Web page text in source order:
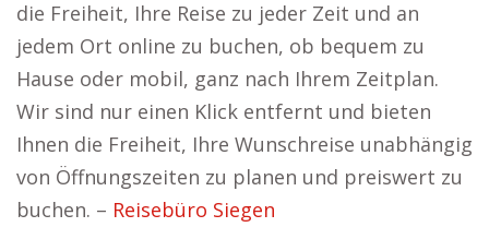
die Freiheit, Ihre Reise zu jeder Zeit und an
jedem Ort online zu buchen, ob bequem zu
Hause oder mobil, ganz nach Ihrem Zeitplan.
Wir sind nur einen Klick entfernt und bieten
Ihnen die Freiheit, Ihre Wunschreise unabhängig
von Öffnungszeiten zu planen und preiswert zu
buchen. – Reisebüro Siegen